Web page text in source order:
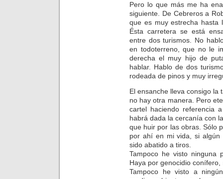
Pero lo que más me ha
siguiente. De Cebreros a
que es muy estrecha hasta
Ésta carretera se está
entre dos turismos. No
en todoterreno, que no le
derecha el muy hijo de
hablar. Hablo de dos
rodeada de pinos y muy
El ensanche lleva consigo la
no hay otra manera. Pero
cartel haciendo referencia
habrá dada la cercanía con
que huir por las obras. Sólo
por ahí en mi vida, si algún
sido abatido a tiros.
Tampoco he visto ninguna
Haya por genocidio conífero,
Tampoco he visto a